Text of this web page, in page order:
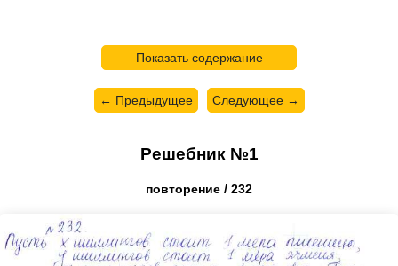
Показать содержание
← Предыдущее Следующее →
Решебник №1
повторение / 232